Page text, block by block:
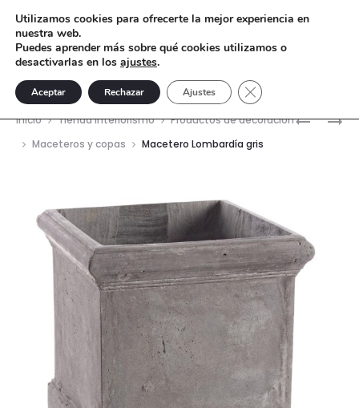
SILLÓN
Inicio Tienda interiorismo
Productos de decoración
Maceteros y copas
Macetero Lombardía gris
Utilizamos cookies para ofrecerte la mejor experiencia en
nuestra web.
Puedes aprender más sobre qué cookies utilizamos o
desactivarlas en los ajustes.
Aceptar Rechazar Ajustes Cerrar el banner de